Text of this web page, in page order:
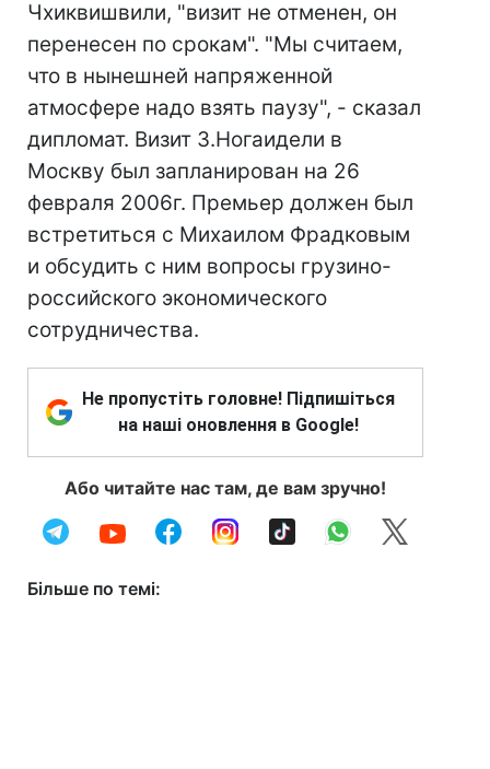
Чхиквишвили, "визит не отменен, он
перенесен по срокам". "Мы считаем,
что в нынешней напряженной
атмосфере надо взять паузу", - сказал
дипломат. Визит З.Ногаидели в
Москву был запланирован на 26
февраля 2006г. Премьер должен был
встретиться с Михаилом Фрадковым
и обсудить с ним вопросы грузино-
российского экономического
сотрудничества.
Не пропустіть головне! Підпишіться
на наші оновлення в Google!
Або читайте нас там, де вам зручно!
Більше по темі: